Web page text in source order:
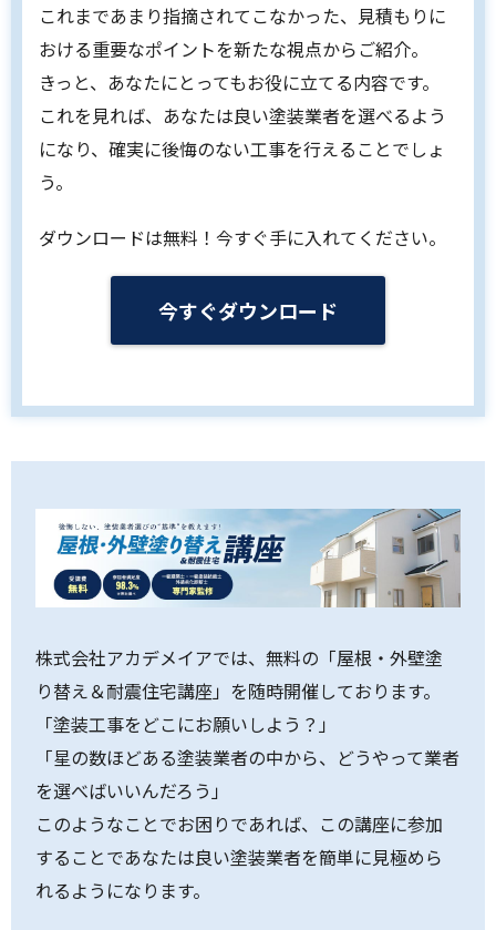
これまであまり指摘されてこなかった、見積もりに
おける重要なポイントを新たな視点からご紹介。
きっと、あなたにとってもお役に立てる内容です。
これを見れば、あなたは良い塗装業者を選べるよう
になり、確実に後悔のない工事を行えることでしょ
う。
ダウンロードは無料！今すぐ手に入れてください。
今すぐダウンロード
株式会社アカデメイアでは、無料の「屋根・外壁塗
り替え＆耐震住宅講座」を随時開催しております。
「塗装工事をどこにお願いしよう？」
「星の数ほどある塗装業者の中から、どうやって業者
を選べばいいんだろう」
このようなことでお困りであれば、この講座に参加
することであなたは良い塗装業者を簡単に見極めら
れるようになります。